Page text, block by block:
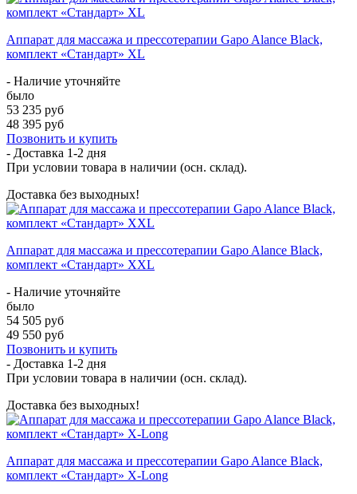
Аппарат для массажа и прессотерапии Gapo Alance Black,
комплект «Стандарт» XL
- Наличие уточняйте
было
53 235 руб
48 395 руб
Позвонить и купить
- Доставка 1-2 дня
При условии товара в наличии (осн. склад).
Доставка без выходных!
Аппарат для массажа и прессотерапии Gapo Alance Black,
комплект «Стандарт» XXL
- Наличие уточняйте
было
54 505 руб
49 550 руб
Позвонить и купить
- Доставка 1-2 дня
При условии товара в наличии (осн. склад).
Доставка без выходных!
Аппарат для массажа и прессотерапии Gapo Alance Black,
комплект «Стандарт» X-Long